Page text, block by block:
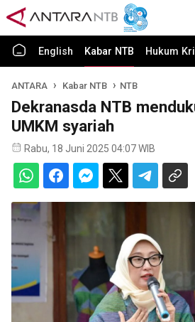
English Kabar NTB Hukum
ANTARA Kabar NTB NTB
Dekranasda NTB
UMKM syariah
Rabu, 18 Juni 2025 04:07 WIB